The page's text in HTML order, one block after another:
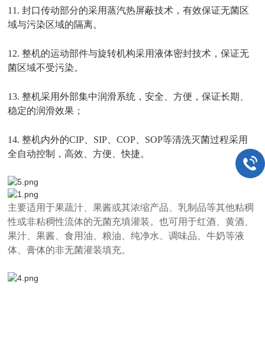
11. 封口传动部分的采用蒸汽热屏蔽技术，有效保证无菌区
域与污染区域的隔离。
12. 整机的运动部件与旋转机构采用液体密封技术，保证无
菌区域不受污染。
13. 整机采用外部集中润滑系统，安全、方便，保证长期、
稳定的润滑效果；
14. 整机内外的CIP、SIP、COP、SOP等清洗灭菌过程采用
全自动控制，高效、方便、快捷。
主要适用于果蔬汁、果酱或其浓缩产品、乳制品等其他粘稠
性或非粘稠性流体的无菌充填灌装。也可用于红酒、黄酒、
果汁、果酱、食用油、粮油、纯净水、调味品、牛奶等液
体、膏体的非无菌灌装填充。